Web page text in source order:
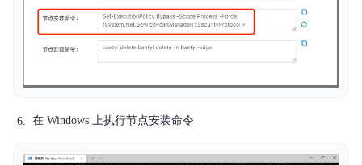
在 Windows 上执行节点安装命令